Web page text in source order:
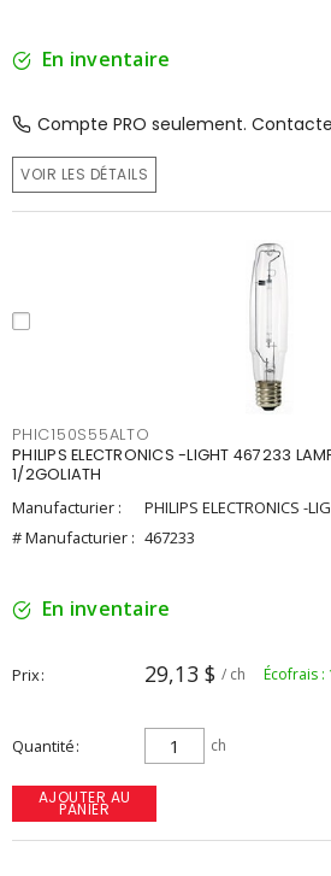
En inventaire
Compte PRO seulement.
VOIR LES DÉTAILS
PHIC150S55ALTO
PHILIPS ELECTRONICS -LIGHT 467233
1/2GOLIATH
Manufacturier :
PHILIPS ELECTRONICS -
# Manufacturier : 467233
En inventaire
Prix 29,13 $ / ch Écofrais :
Quantité ch
AJOUTER AU
PANIER